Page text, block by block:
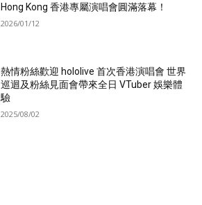
Hong Kong 香港專屬演唱會圓滿落幕！
2026/01/12
熱情粉絲歡迎 hololive 首次香港演唱會 世界
巡迴及粉絲見面會帶來全日 VTuber 娛樂體
驗
2025/08/02